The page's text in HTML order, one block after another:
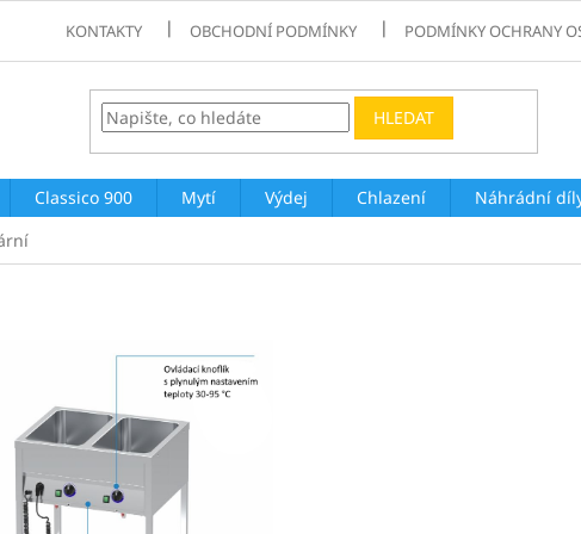
KONTAKTY OBCHODNÍ PODMÍNKY PODMÍNKY OCHRANY
HLEDAT
Classico 900 Mytí Výdej Chlazení Náhrádní